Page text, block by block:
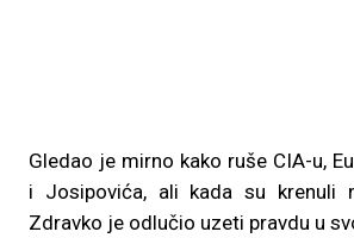
Gledao je mirno kako ruše CIA-u,
i Josipovića, ali kada su krenuli
Zdravko je odlučio uzeti pravdu u